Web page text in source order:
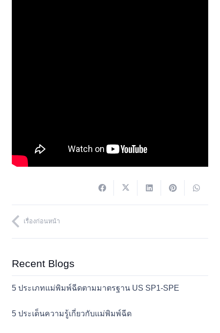
เรื่องก่อนหน้า
Recent Blogs
5 ประเภทแม่พิมพ์ฉีดตามมาตรฐาน US SP1-SPE
5 ประเด็นความรู้เกี่ยวกับแม่พิมพ์ฉีด